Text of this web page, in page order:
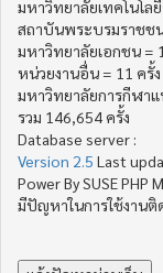
มหาวิทยาลัยเทคโนโล
สถาบันพระบรมราชช
มหาวิทยาลัยเอกชน =
หน่วยงานอื่น = 11 ครั้ง
มหาวิทยาลัยการกีฬาแ
รวม 146,654 ครั้ง
Database server :
Version 2.5 Last
Power By SUSE
มีปัญหาในการใช้งาน